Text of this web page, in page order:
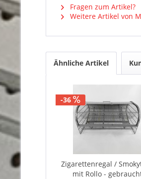
Fragen zum Artikel?
Weitere Artikel von
Ähnliche Artikel
-36
Zigarettenregal /
mit Rollo -